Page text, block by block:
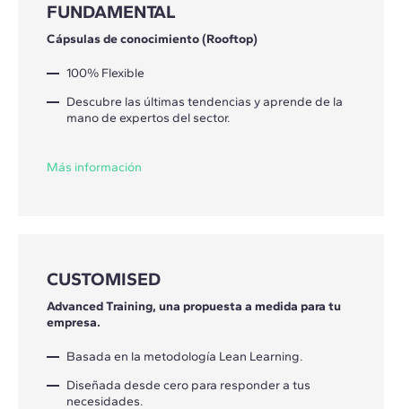
FUNDAMENTAL
Cápsulas de conocimiento (Rooftop)
100% Flexible
Descubre las últimas tendencias y aprende de la
mano de expertos del sector.
Más información
CUSTOMISED
Advanced Training, una propuesta a medida para tu
empresa.
Basada en la metodología Lean Learning.
Diseñada desde cero para responder a tus
necesidades.